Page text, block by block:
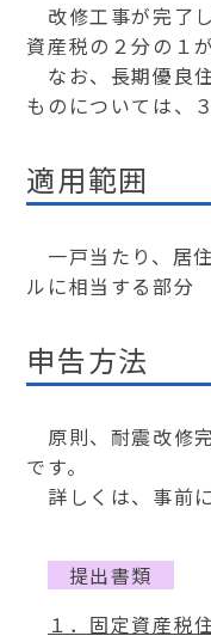
改修工事が完了
資産税の２分の１
なお、長期優良
ものについては、
適用範囲
一戸当たり、居
ルに相当する部分
申告方法
原則、耐震改修
です。
詳しくは、事前
提出書類
１．固定資産税